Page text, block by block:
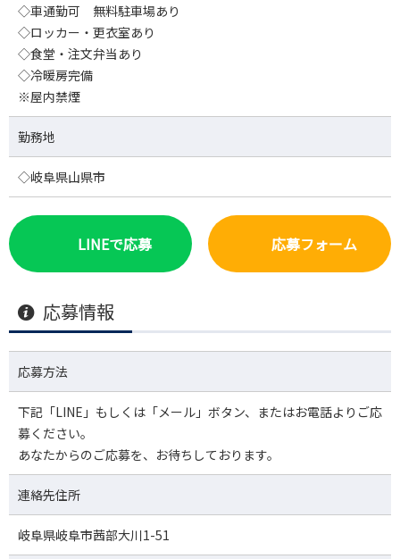
◇車通勤可 無料駐車場あり
◇ロッカー・更衣室あり
◇食堂・注文弁当あり
◇冷暖房完備
※屋内禁煙
勤務地
◇岐阜県山県市
LINEで応募 応募フォーム
応募情報
応募方法
下記「LINE」もしくは「メール」ボタン、またはお電話よりご応
募ください。
あなたからのご応募を、お待ちしております。
連絡先住所
岐阜県岐阜市茜部大川1-51